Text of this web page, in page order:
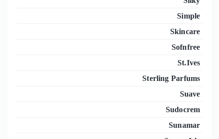
Simple
Skincare
Sofnfree
St.Ives
Sterling Parfums
Suave
Sudocrem
Sunamar